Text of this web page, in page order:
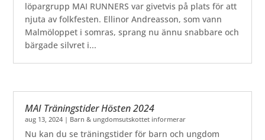
löpargrupp MAI RUNNERS var givetvis på plats för att
njuta av folkfesten. Ellinor Andreasson, som vann
Malmöloppet i somras, sprang nu ännu snabbare och
bärgade silvret i...
MAI Träningstider Hösten 2024
aug 13, 2024 | Barn & ungdomsutskottet informerar
Nu kan du se träningstider för barn och ungdom